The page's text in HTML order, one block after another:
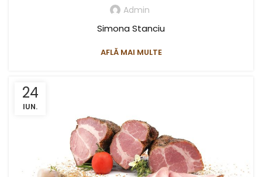
Admin
Simona Stanciu
AFLĂ MAI MULTE
24
IUN.